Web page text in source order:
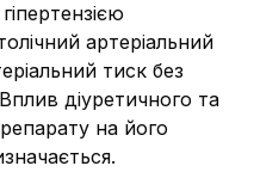
артеріальний
тиск без
діуретичного та
на його